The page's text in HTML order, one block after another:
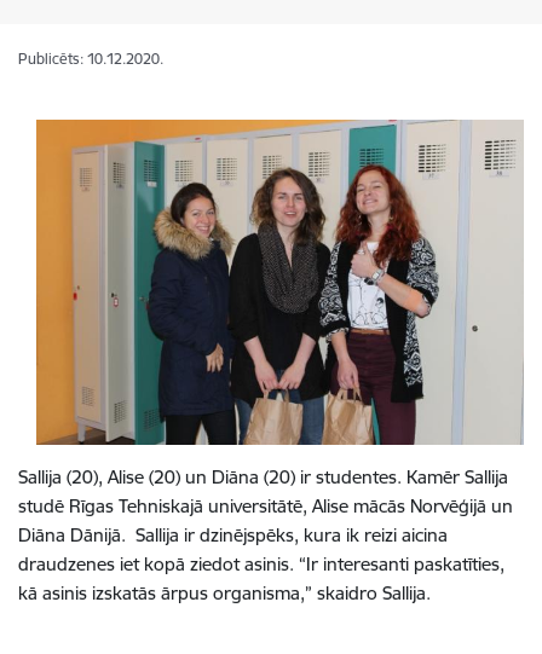
Publicēts: 10.12.2020.
Sallija (20), Alise (20) un Diāna (20) ir studentes. Kamēr Sallija
studē Rīgas Tehniskajā universitātē, Alise mācās Norvēģijā un
Diāna Dānijā. Sallija ir dzinējspēks, kura ik reizi aicina
draudzenes iet kopā ziedot asinis. “Ir interesanti paskatīties,
kā asinis izskatās ārpus organisma,” skaidro Sallija.